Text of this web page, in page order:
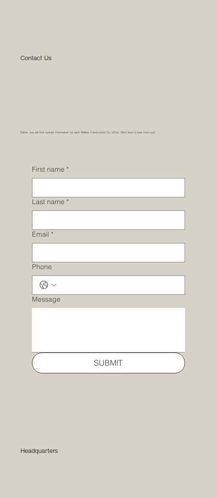
Contact Us
Below, you will find contact information for each Walker Construction Co. office. We’d love to hear from you!
First name *
Last name *
Email *
Phone
Message
SUBMIT
Headquarters